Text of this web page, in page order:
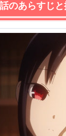
のあらすじと